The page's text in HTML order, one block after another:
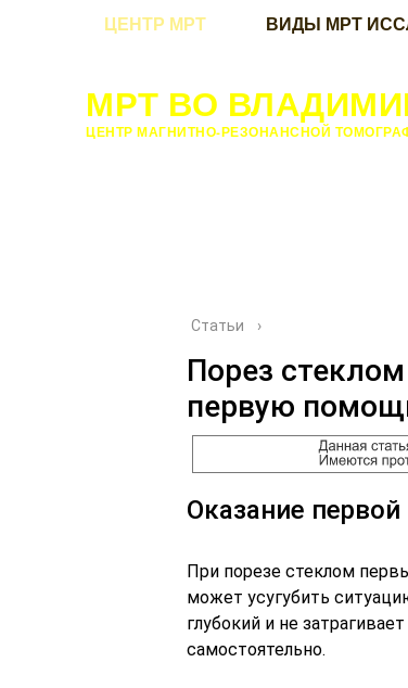
ЦЕНТР МРТ ВИДЫ МРТ
МРТ ВО
ЦЕНТР МАГНИТНО-РЕЗОНАНСНОЙ
Статьи ›
Порез
первую
Оказание
При порезе стеклом
может усугубить
глубокий и не
самостоятельно.